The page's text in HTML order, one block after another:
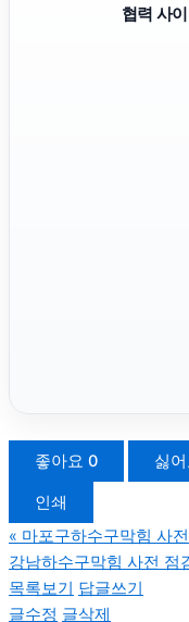
협력 사
좋아요 0 싫
인쇄
« 마포구하수구막힘 사
강남하수구막힘 사전
목록보기 답글쓰기
글수정 글삭제